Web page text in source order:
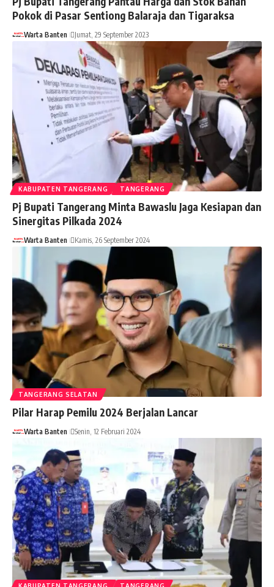
Pokok di Pasar Sentiong Balaraja dan Tigaraksa
Warta Banten Jumat, 29 September 2023
KABUPATEN TANGERANG TANGERANG
Pj Bupati Tangerang Minta Bawaslu Jaga Kesiapan dan
Sinergitas Pilkada 2024
Warta Banten Kamis, 26 September 2024
TANGERANG SELATAN
Pilar Harap Pemilu 2024 Berjalan Lancar
Warta Banten Senin, 12 Februari 2024